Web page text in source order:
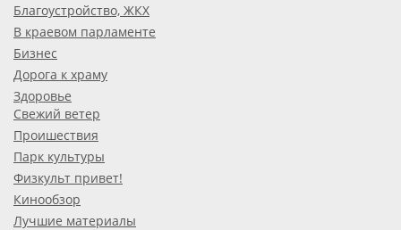
Благоустройство, ЖКХ
В краевом парламенте
Бизнес
Дорога к храму
Здоровье
Свежий ветер
Проишествия
Парк культуры
Физкульт привет!
Кинообзор
Лучшие материалы